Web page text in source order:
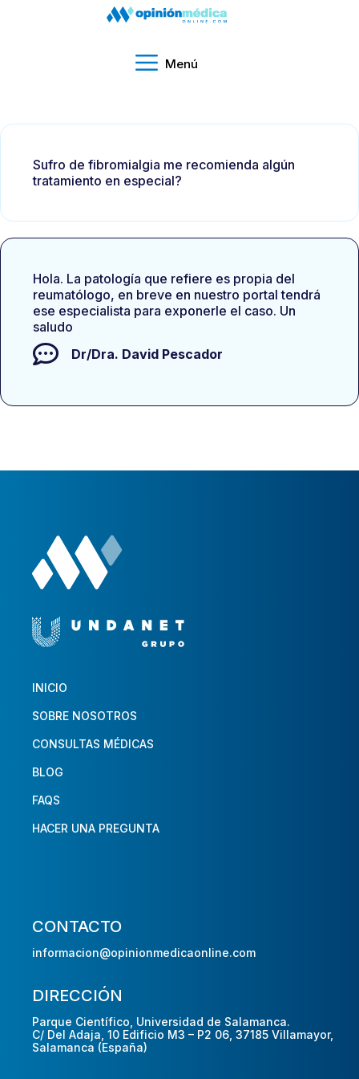
Menú
Sufro de fibromialgia me recomienda algún
tratamiento en especial?
Hola. La patología que refiere es propia del
reumatólogo, en breve en nuestro portal tendrá
ese especialista para exponerle el caso. Un
saludo
Dr/Dra. David Pescador
INICIO
SOBRE NOSOTROS
CONSULTAS MÉDICAS
BLOG
FAQS
HACER UNA PREGUNTA
CONTACTO
informacion@opinionmedicaonline.com
DIRECCIÓN
Parque Científico, Universidad de Salamanca.
C/ Del Adaja, 10 Edificio M3 – P2 06, 37185 Villamayor,
Salamanca (España)